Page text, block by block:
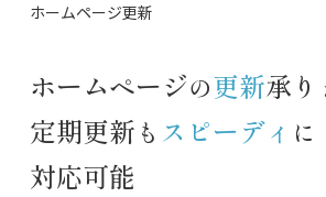
ホームページ更新
ホームページの更新承り
定期更新 も スピーディ に
対応可能